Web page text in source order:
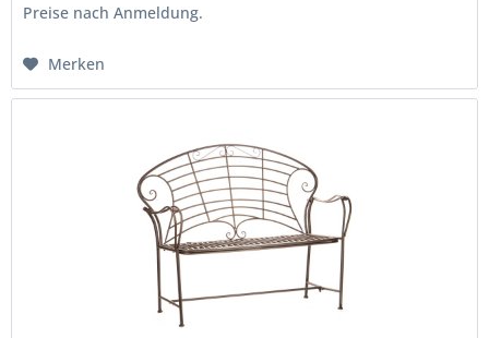
Preise nach Anmeldung.
Merken